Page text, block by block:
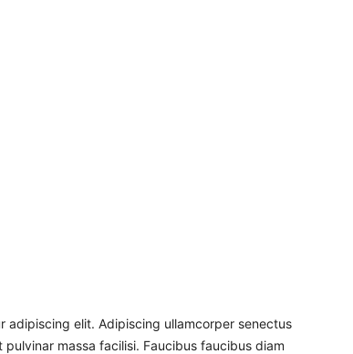
adipiscing elit. Adipiscing ullamcorper senectus
massa facilisi. Faucibus faucibus diam